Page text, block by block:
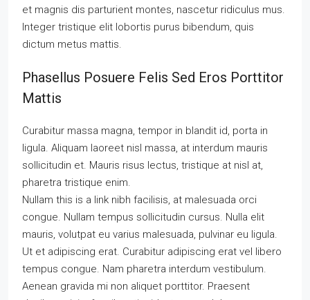
et magnis dis parturient montes, nascetur ridiculus mus.
Integer tristique elit lobortis purus bibendum, quis
dictum metus mattis.
Phasellus Posuere Felis Sed Eros Porttitor
Mattis
Curabitur massa magna, tempor in blandit id, porta in
ligula. Aliquam laoreet nisl massa, at interdum mauris
sollicitudin et. Mauris risus lectus, tristique at nisl at,
pharetra tristique enim.
Nullam this is a link nibh facilisis, at malesuada orci
congue. Nullam tempus sollicitudin cursus. Nulla elit
mauris, volutpat eu varius malesuada, pulvinar eu ligula.
Ut et adipiscing erat. Curabitur adipiscing erat vel libero
tempus congue. Nam pharetra interdum vestibulum.
Aenean gravida mi non aliquet porttitor. Praesent